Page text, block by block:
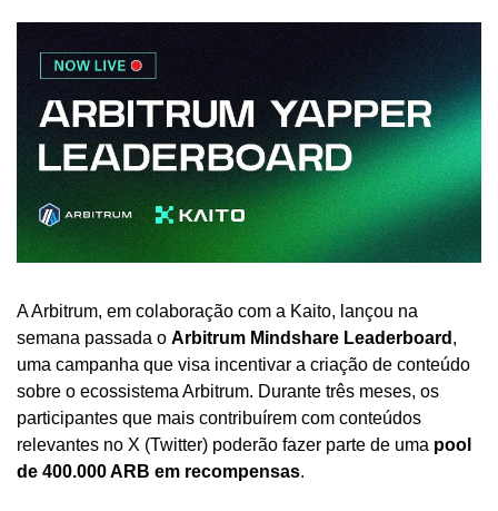
A Arbitrum, em colaboração com a Kaito, lançou na
semana passada o Arbitrum Mindshare Leaderboard ,
uma campanha que visa incentivar a criação de conteúdo
sobre o ecossistema Arbitrum. Durante três meses, os
participantes que mais contribuírem com conteúdos
relevantes no X (Twitter) poderão fazer parte de uma pool
de 400.000 ARB em recompensas.